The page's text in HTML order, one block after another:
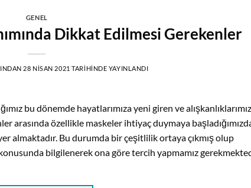
GENEL
Dikkat Edilmesi Gerekenler
28 NISAN 2021 TARIHINDE YAYINLANDI
bu dönemde hayatlarımıza yeni giren ve
arasında özellikle maskeler ihtiyaç duymaya
almaktadır. Bu durumda bir çeşitlilik ortaya çıkmış olup
bilgilenerek ona göre tercih yapmamız